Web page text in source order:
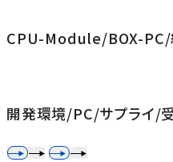
CPU-Module/BOX-
開発環境/PC/サプライ/